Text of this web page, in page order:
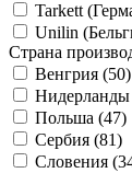
Tarkett
Unilin
Страна
Венгрия (50)
Польша (47)
Сербия (81)
Словения (